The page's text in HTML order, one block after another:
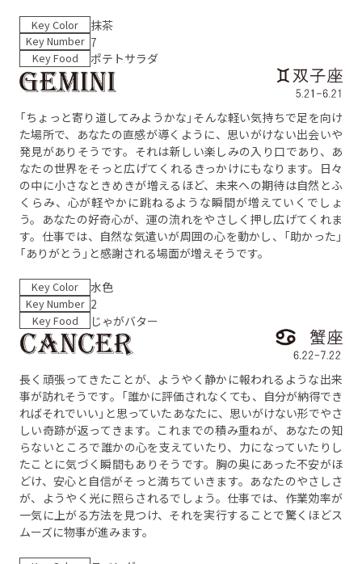
Key Color 抹茶
Key Number 7
Key Food ポテトサラダ
「ちょっと寄り道してみようかな」そんな軽い気持ちで足を向け
た場所で、あなたの直感が導くように、思いがけない出会いや
発見がありそうです。それは新しい楽しみの入り口であり、あ
なたの世界をそっと広げてくれるきっかけにもなります。日々
の中に小さなときめきが増えるほど、未来への期待は自然とふ
くらみ、心が軽やかに跳ねるような瞬間が増えていくでしょ
う。あなたの好奇心が、運の流れをやさしく押し広げてくれま
す。仕事では、自然な気遣いが周囲の心を動かし、「助かった」
「ありがとう」と感謝される場面が増えそうです。
Key Color 水色
Key Number 2
Key Food じゃがバター
長く頑張ってきたことが、ようやく静かに報われるような出来
事が訪れそうです。「誰かに評価されなくても、自分が納得でき
ればそれでいい」と思っていたあなたに、思いがけない形でやさ
しい奇跡が返ってきます。これまでの積み重ねが、あなたの知
らないところで誰かの心を支えていたり、力になっていたりし
たことに気づく瞬間もありそうです。胸の奥にあった不安がほ
どけ、安心と自信がそっと満ちていきます。あなたのやさしさ
が、ようやく光に照らされるでしょう。仕事では、作業効率が
一気に上がる方法を見つけ、それを実行することで驚くほどス
ムーズに物事が進みます。